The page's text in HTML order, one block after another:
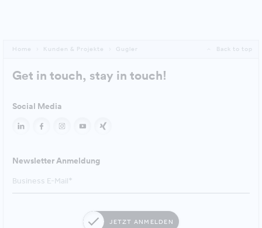
Home Kunden & Projekte Gugler Back to top
Get in touch, stay in touch!
Social Media
Newsletter Anmeldung
JETZT ANMELDEN